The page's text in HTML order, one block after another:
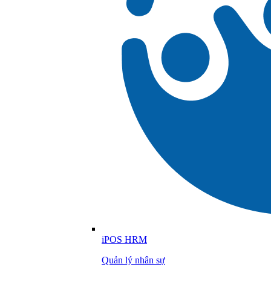
iPOS HRM
Quản lý nhân sự